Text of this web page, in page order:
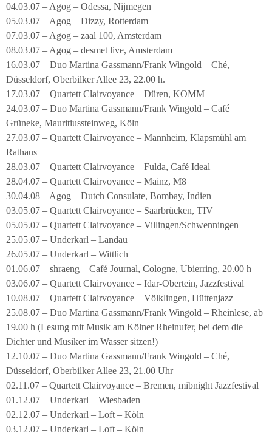
04.03.07 – Agog – Odessa, Nijmegen
05.03.07 – Agog – Dizzy, Rotterdam
07.03.07 – Agog – zaal 100, Amsterdam
08.03.07 – Agog – desmet live, Amsterdam
16.03.07 – Duo Martina Gassmann/Frank Wingold – Ché,
Düsseldorf, Oberbilker Allee 23, 22.00 h.
17.03.07 – Quartett Clairvoyance – Düren, KOMM
24.03.07 – Duo Martina Gassmann/Frank Wingold – Café
Grüneke, Mauritiussteinweg, Köln
27.03.07 – Quartett Clairvoyance – Mannheim, Klapsmühl am
Rathaus
28.03.07 – Quartett Clairvoyance – Fulda, Café Ideal
28.04.07 – Quartett Clairvoyance – Mainz, M8
30.04.08 – Agog – Dutch Consulate, Bombay, Indien
03.05.07 – Quartett Clairvoyance – Saarbrücken, TIV
05.05.07 – Quartett Clairvoyance – Villingen/Schwenningen
25.05.07 – Underkarl – Landau
26.05.07 – Underkarl – Wittlich
01.06.07 – shraeng – Café Journal, Cologne, Ubierring, 20.00 h
03.06.07 – Quartett Clairvoyance – Idar-Obertein, Jazzfestival
10.08.07 – Quartett Clairvoyance – Völklingen, Hüttenjazz
25.08.07 – Duo Martina Gassmann/Frank Wingold – Rheinlese, ab
19.00 h (Lesung mit Musik am Kölner Rheinufer, bei dem die
Dichter und Musiker im Wasser sitzen!)
12.10.07 – Duo Martina Gassmann/Frank Wingold – Ché,
Düsseldorf, Oberbilker Allee 23, 21.00 Uhr
02.11.07 – Quartett Clairvoyance – Bremen, mibnight Jazzfestival
01.12.07 – Underkarl – Wiesbaden
02.12.07 – Underkarl – Loft – Köln
03.12.07 – Underkarl – Loft – Köln